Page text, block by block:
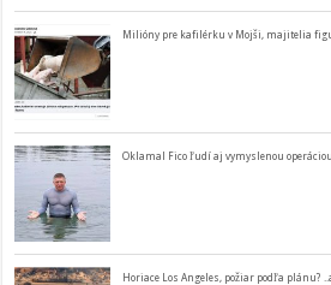
Milióny pre kafilérku v Mojši, majitelia
Oklamal Fico ľudí aj vymyslenou
Horiace Los Angeles, požiar podľa plánu?